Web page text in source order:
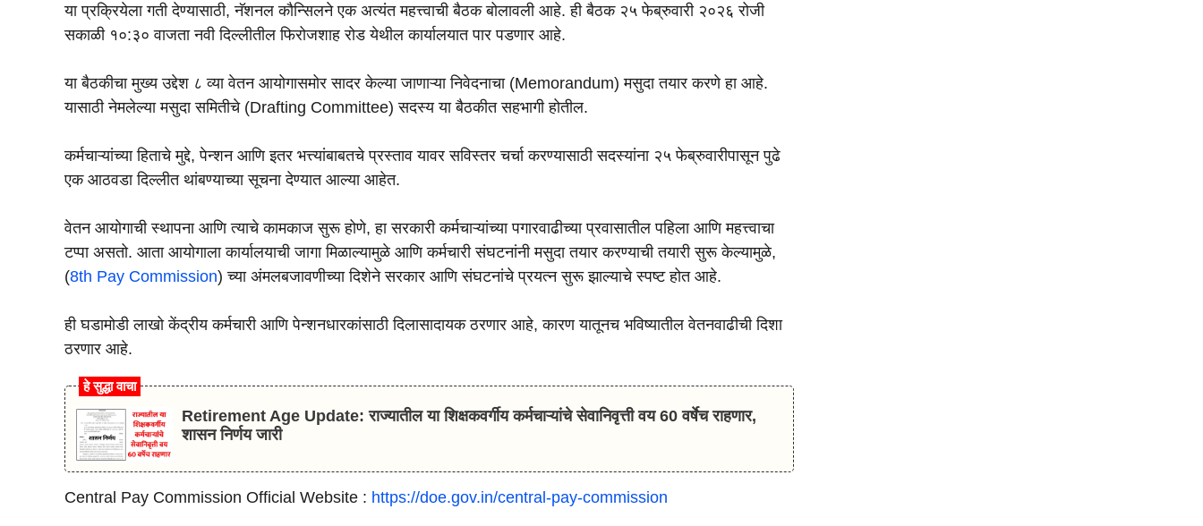
या प्रक्रियेला गती देण्यासाठी, नॅशनल कौन्सिलने एक अत्यंत महत्त्वाची बैठक बोलावली आहे. ही बैठक २५ फेब्रुवारी २०२६ रोजी
सकाळी १०:३० वाजता नवी दिल्लीतील फिरोजशाह रोड येथील कार्यालयात पार पडणार आहे.
या बैठकीचा मुख्य उद्देश ८ व्या वेतन आयोगासमोर सादर केल्या जाणाऱ्या निवेदनाचा (Memorandum) मसुदा तयार करणे हा आहे.
यासाठी नेमलेल्या मसुदा समितीचे (Drafting Committee) सदस्य या बैठकीत सहभागी होतील.
कर्मचाऱ्यांच्या हिताचे मुद्दे, पेन्शन आणि इतर भत्त्यांबाबतचे प्रस्ताव यावर सविस्तर चर्चा करण्यासाठी सदस्यांना २५ फेब्रुवारीपासून पुढे
एक आठवडा दिल्लीत थांबण्याच्या सूचना देण्यात आल्या आहेत.
वेतन आयोगाची स्थापना आणि त्याचे कामकाज सुरू होणे, हा सरकारी कर्मचाऱ्यांच्या पगारवाढीच्या प्रवासातील पहिला आणि महत्त्वाचा
टप्पा असतो. आता आयोगाला कार्यालयाची जागा मिळाल्यामुळे आणि कर्मचारी संघटनांनी मसुदा तयार करण्याची तयारी सुरू केल्यामुळे,
(8th Pay Commission) च्या अंमलबजावणीच्या दिशेने सरकार आणि संघटनांचे प्रयत्न सुरू झाल्याचे स्पष्ट होत आहे.
ही घडामोडी लाखो केंद्रीय कर्मचारी आणि पेन्शनधारकांसाठी दिलासादायक ठरणार आहे, कारण यातूनच भविष्यातील वेतनवाढीची दिशा
ठरणार आहे.
हे सुद्धा वाचा
Retirement Age Update: राज्यातील या शिक्षकवर्गीय कर्मचाऱ्यांचे सेवानिवृत्ती वय 60 वर्षेच राहणार,
शासन निर्णय जारी
Central Pay Commission Official Website : https://doe.gov.in/central-pay-commission